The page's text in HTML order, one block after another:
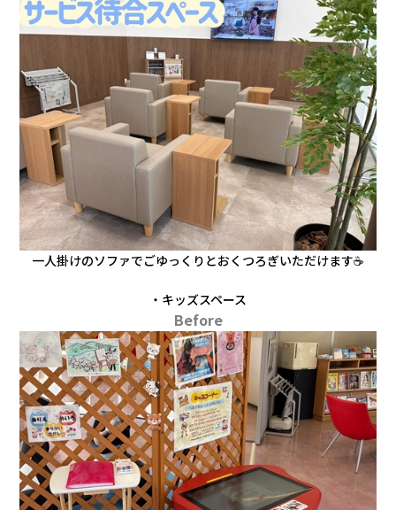
一人掛けのソファでごゆっくりとおくつろぎいただけます☕
・キッズスペース
Before